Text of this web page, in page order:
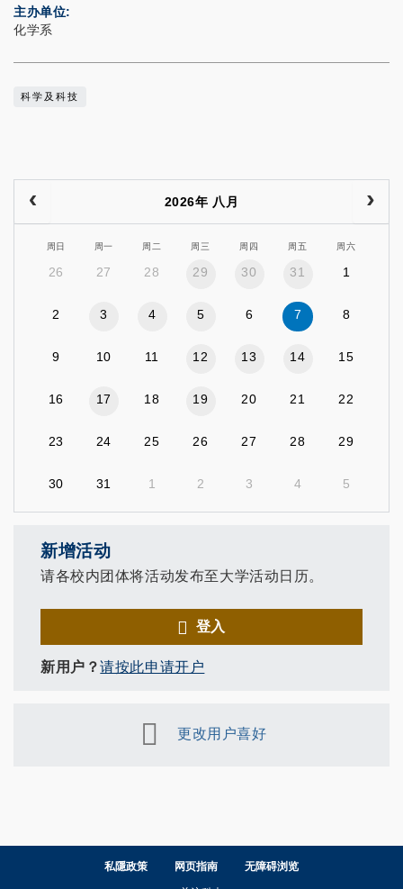
主办单位
化学系
科学及科技
2026年 八月
周日 周一 周二 周三 周四 周五 周六
26 27 28 29 30 31 1
2 3 4 5 6 7 8
9 10 11 12 13 14 15
16 17 18 19 20 21 22
23 24 25 26 27 28 29
30 31 1 2 3 4 5
新增活动
请各校内团体将活动发布至大学活动日历。
登入
新用户？请按此申请开户
更改用户喜好
私隱政策 网页指南 无障碍浏览